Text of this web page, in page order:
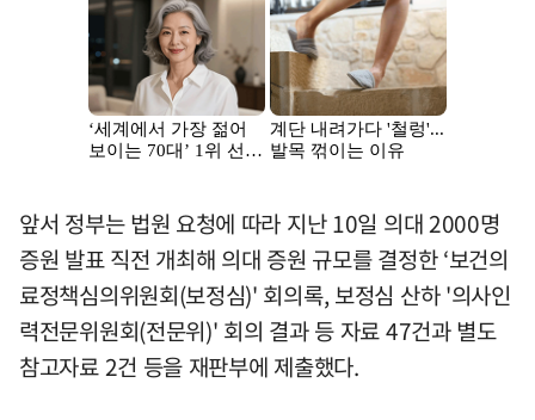
앞서 정부는 법원 요청에 따라 지난 10일 의대 2000명
증원 발표 직전 개최해 의대 증원 규모를 결정한 ‘보건의
료정책심의위원회(보정심)' 회의록, 보정심 산하 '의사인
력전문위원회(전문위)' 회의 결과 등 자료 47건과 별도
참고자료 2건 등을 재판부에 제출했다.